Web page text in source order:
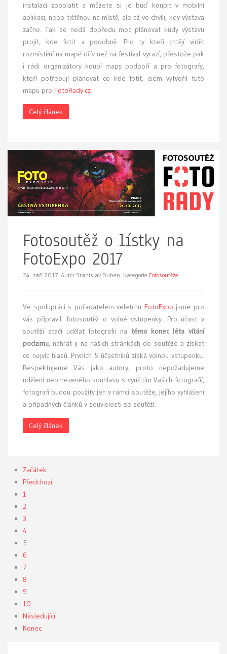
instalací zpoplatit a můžete si je buď koupit v mobilní
aplikaci, nebo tištěnou na místě, ale až ve chvíli, kdy výstava
začne. Tak se nedá dopředu moc plánovat kudy výstavu
projít, kde fotit a podobně. Pro ty kteří chtějí vidět
rozmístění na mapě dřív než na festival vyrazí, přestože pak
i rádi organizátory koupí mapy podpoří a pro fotografy,
kteří potřebují plánovat co kde fotit, jsem vytvořil tuto
mapu pro FotoRady.cz.
Celý článek
Fotosoutěž o lístky na
FotoExpo 2017
24. září 2017. Autor Stanislav Duben. Kategorie Fotosoutěže
Ve spolupráci s pořadatelem veletrhu FotoExpo jsme pro
vás připravili fotosoutěž o volné vstupenky. Pro účast v
soutěži stačí udělat fotografii na téma konec léta vítání
podzimu, nahrát ji na našich stránkách do soutěže a získat
co nejvíc hlasů. Prvních 5 účastníků získá volnou vstupenku.
Respektujeme Vás jako autory, proto nepožadujeme
udělení neomezeného souhlasu s využitím Vašich fotografií,
fotografi budou použity jen v rámci soutěže, jejího vyhlášení
a případných článků v souvislosti se soutěží.
Celý článek
Začátek
Předchozí
1
2
3
4
5
6
7
8
9
10
Následující
Konec